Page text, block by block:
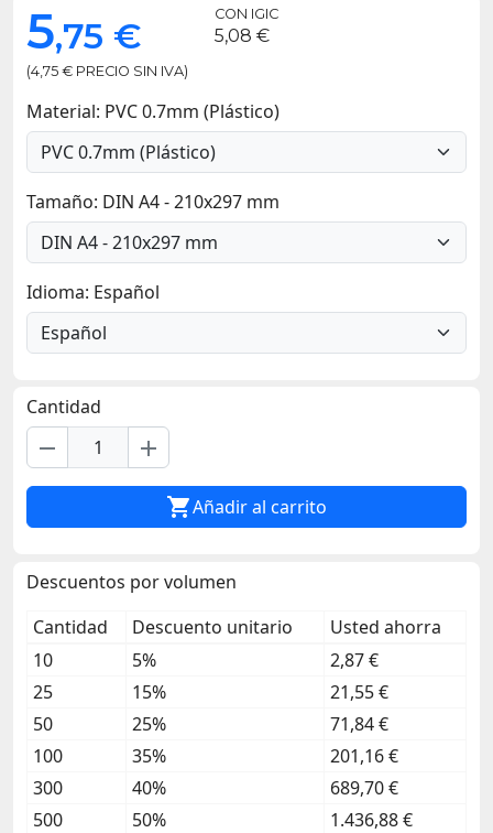
5,75 €
(4,75 € PRECIO SIN IVA)
CON IGIC
5,08 €
Material: PVC 0.7mm (Plástico)
Tamaño: DIN A4 - 210x297 mm
Idioma: Español
Cantidad
remove add
Añadir al carrito
Descuentos por volumen
Cantidad
Descuento unitario
Usted ahorra
10
5%
2,87 €
25
15%
21,55 €
50
25%
71,84 €
100
35%
201,16 €
300
40%
689,70 €
500
50% 1.436,88 €